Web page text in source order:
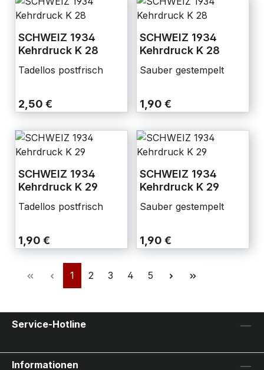
SCHWEIZ 1934
Kehrdruck K 28
Tadellos postfrisch
2,50 €
SCHWEIZ 1934
Kehrdruck K 28
Sauber gestempelt
1,90 €
SCHWEIZ 1934
Kehrdruck K 29
Tadellos postfrisch
1,90 €
SCHWEIZ 1934
Kehrdruck K 29
Sauber gestempelt
1,90 €
1 2 3 4 5
Service-Hotline
Informationen